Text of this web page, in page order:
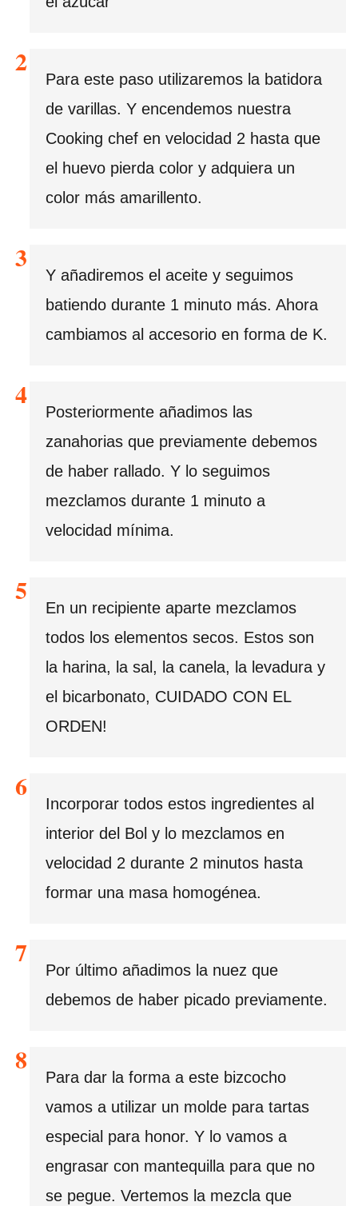
Para este paso utilizaremos la batidora
de varillas. Y encendemos nuestra
Cooking chef en velocidad 2 hasta que
el huevo pierda color y adquiera un
color más amarillento.
Y añadiremos el aceite y seguimos
batiendo durante 1 minuto más. Ahora
cambiamos al accesorio en forma de K.
Posteriormente añadimos las
zanahorias que previamente debemos
de haber rallado. Y lo seguimos
mezclamos durante 1 minuto a
velocidad mínima.
En un recipiente aparte mezclamos
todos los elementos secos. Estos son
la harina, la sal, la canela, la levadura y
el bicarbonato, CUIDADO CON EL
ORDEN!
Incorporar todos estos ingredientes al
interior del Bol y lo mezclamos en
velocidad 2 durante 2 minutos hasta
formar una masa homogénea.
Por último añadimos la nuez que
debemos de haber picado previamente.
Para dar la forma a este bizcocho
vamos a utilizar un molde para tartas
especial para honor. Y lo vamos a
engrasar con mantequilla para que no
se pegue. Vertemos la mezcla que